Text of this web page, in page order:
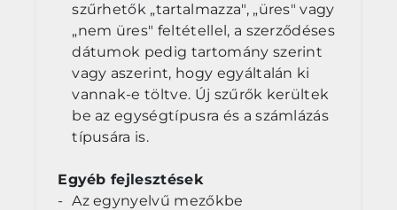
szűrhetők „tartalmazza", „üres" vagy
„nem üres" feltétellel, a szerződéses
dátumok pedig tartomány szerint
vagy aszerint, hogy egyáltalán ki
vannak-e töltve. Új szűrők kerültek
be az egységtípusra és a számlázás
típusára is.
Egyéb fejlesztések
Az egynyelvű mezőkbe